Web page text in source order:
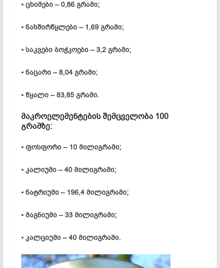
• ცხიმები – 0,86 გრამი;
• ნახშირწყლები – 1,69 გრამი;
• საკვები ბოჭკოები – 3,2 გრამი;
• ნაცარი – 8,04 გრამი;
• წყალი – 83,85 გრამი.
მაკროელემენტების შემცველობა 100
გრამზე:
• ფოსფორი – 10 მილიგრამი;
• კალიუმი – 40 მილიგრამი;
• ნატრიუმი – 196,4 მილიგრამი;
• მაგნიუმი – 33 მილიგრამი;
• კალციუმი – 40 მილიგრამი.